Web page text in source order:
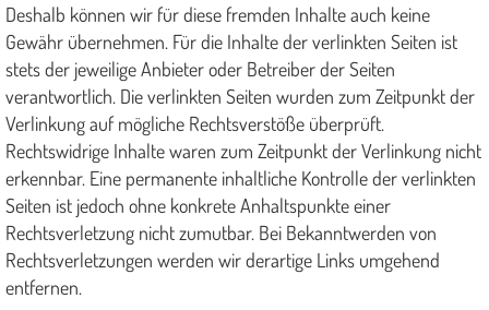
Deshalb können wir für diese fremden Inhalte auch keine
Gewähr übernehmen. Für die Inhalte der verlinkten Seiten ist
stets der jeweilige Anbieter oder Betreiber der Seiten
verantwortlich. Die verlinkten Seiten wurden zum Zeitpunkt der
Verlinkung auf mögliche Rechtsverstöße überprüft.
Rechtswidrige Inhalte waren zum Zeitpunkt der Verlinkung nicht
erkennbar. Eine permanente inhaltliche Kontrolle der verlinkten
Seiten ist jedoch ohne konkrete Anhaltspunkte einer
Rechtsverletzung nicht zumutbar. Bei Bekanntwerden von
Rechtsverletzungen werden wir derartige Links umgehend
entfernen.